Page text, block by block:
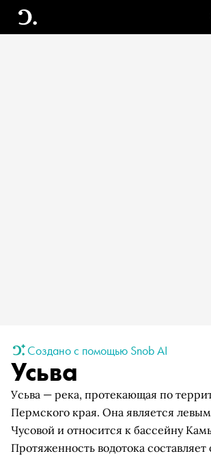
Создано с помощью Snob AI
Усьва
Усьва — река, протекающая по
Пермского края. Она является
Чусовой и относится к бассейну
Протяженность водотока составляет